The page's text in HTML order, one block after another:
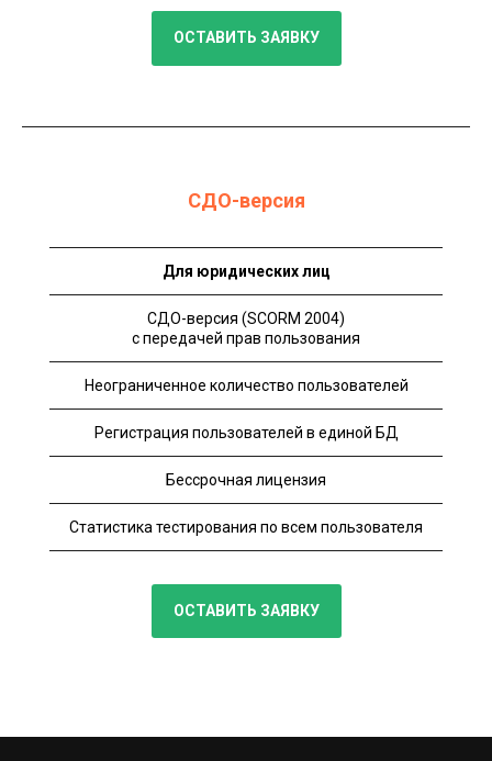
ОСТАВИТЬ ЗАЯВКУ
СДО-версия
Для юридических лиц
СДО-версия (SCORM 2004)
с передачей прав пользования
Неограниченное количество пользователей
Регистрация пользователей в единой БД
Бессрочная лицензия
Статистика тестирования по всем пользователя
ОСТАВИТЬ ЗАЯВКУ